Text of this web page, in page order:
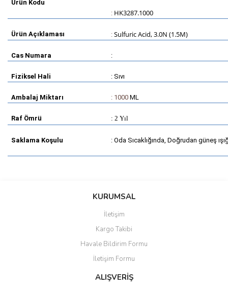
Ürün Kodu
: HK3287.1000
Ürün Açıklaması :Sulfuric Acid, 3.0N (1.5M)
Cas Numara :
Fiziksel Hali : Sıvı
Ambalaj Miktarı : 1000ML
Raf Ömrü : 2 Yıl
Saklama Koşulu : Oda Sıcaklığında, Doğrudan güneş
Bu ürüne ilk yorumu siz yapın!
Ürün resmi kalitesiz, bozuk veya görüntülenemiyor.
Ürün açıklamasında eksik bilgiler bulunuyor.
Ürün bilgilerinde hatalar bulunuyor.
Ürün fiyatı diğer sitelerden daha pahalı.
KURUMSAL
İletişim
Kargo Takibi
Havale Bildirim Formu
İletişim Formu
ALIŞVERİŞ